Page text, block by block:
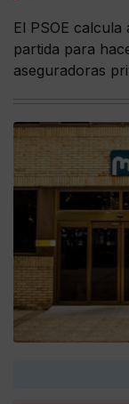
El PSOE
partida para
aseguradoras